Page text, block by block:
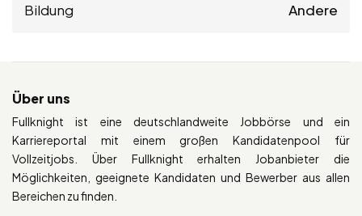
Bildung Andere
Über uns
Fullknight ist eine deutschlandweite Jobbörse und ein
Karriereportal mit einem großen Kandidatenpool für
Vollzeitjobs. Über Fullknight erhalten Jobanbieter die
Möglichkeiten, geeignete Kandidaten und Bewerber aus allen
Bereichen zu finden.